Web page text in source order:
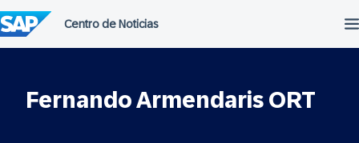
al
contenido
Fernando Armendaris ORT